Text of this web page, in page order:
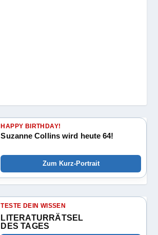
HAPPY BIRTHDAY!
Suzanne Collins wird heute 64!
Zum Kurz-Portrait
TESTE DEIN WISSEN
LITERATURRÄTSEL
DES TAGES